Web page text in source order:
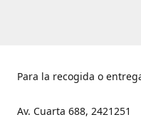
Para la recogida o
Av. Cuarta 688, 2421251